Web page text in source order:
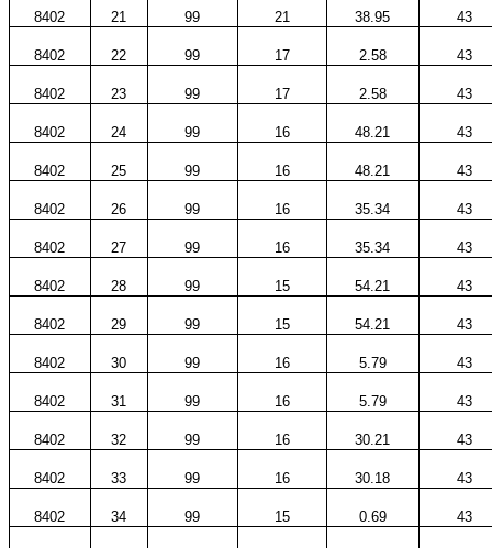
8402 21 99 21 38.95 43
8402 22 99 17 2.58 43
8402 23 99 17 2.58 43
8402 24 99 16 48.21 43
8402 25 99 16 48.21 43
8402 26 99 16 35.34 43
8402 27 99 16 35.34 43
8402 28 99 15 54.21 43
8402 29 99 15 54.21 43
8402 30 99 16 5.79 43
8402 31 99 16 5.79 43
8402 32 99 16 30.21 43
8402 33 99 16 30.18 43
8402 34 99 15 0.69 43